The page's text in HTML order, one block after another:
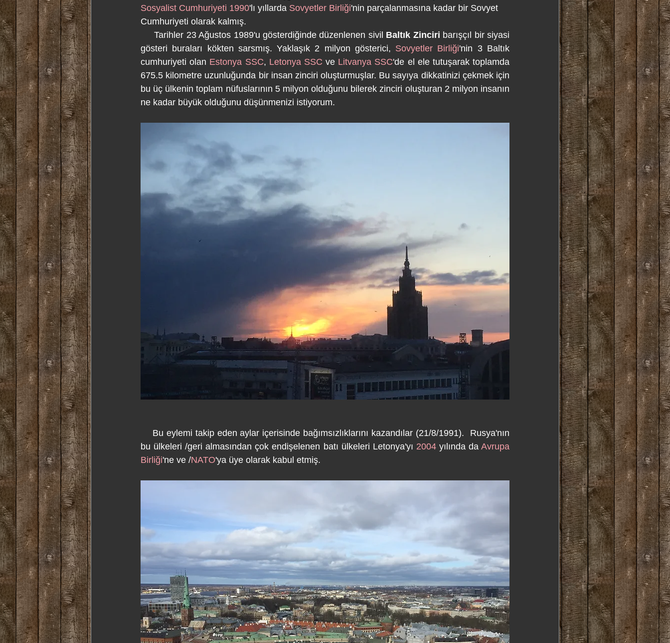
Sosyalist Cumhuriyeti 1990'lı yıllarda Sovyetler Birliği'nin parçalanmasına kadar bir Sovyet
Cumhuriyeti olarak kalmış.
Tarihler 23 Ağustos 1989'u gösterdiğinde düzenlenen sivil Baltık Zinciri barışçıl bir siyasi
gösteri buraları kökten sarsmış. Yaklaşık 2 milyon gösterici, Sovyetler Birliği'nin 3 Baltık
cumhuriyeti olan Estonya SSC, Letonya SSC ve Litvanya SSC'de el ele tutuşarak toplamda
675.5 kilometre uzunluğunda bir insan zinciri oluşturmuşlar. Bu sayıya dikkatinizi çekmek için
bu üç ülkenin toplam nüfuslarının 5 milyon olduğunu bilerek zinciri oluşturan 2 milyon insanın
ne kadar büyük olduğunu düşünmenizi istiyorum.
Bu eylemi takip eden aylar içerisinde bağımsızlıklarını kazandılar (21/8/1991).  Rusya'nın
bu ülkeleri /geri almasından çok endişelenen batı ülkeleri Letonya'yı 2004 yılında da Avrupa
Birliği'ne ve /NATO'ya üye olarak kabul etmiş.